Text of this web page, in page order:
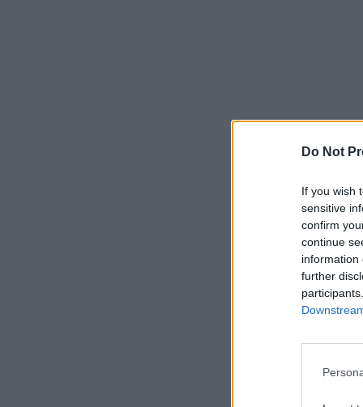
Do Not
If you wish
sensitive
confirm
continue
information
further